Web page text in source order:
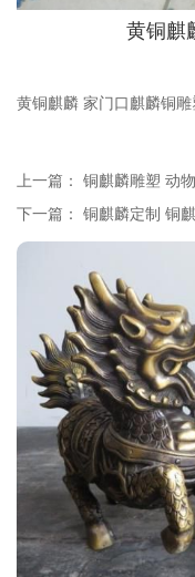
黄铜麒
黄铜麒麟 家门口麒麟铜雕
上一篇： 铜麒麟雕塑 动
下一篇： 铜麒麟定制 铜